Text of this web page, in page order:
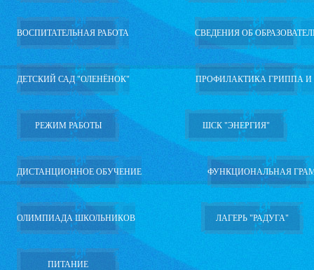
ВОСПИТАТЕЛЬНАЯ РАБОТА СВЕДЕНИЯ ОБ
ДЕТСКИЙ САД "ОЛЕНЁНОК" ПРОФИЛАКТИКА ГРИППА И
РЕЖИМ РАБОТЫ ШСК "ЭНЕРГИЯ"
ДИСТАНЦИОННОЕ ОБУЧЕНИЕ ФУНКЦИОНАЛЬНАЯ
ОЛИМПИАДА ШКОЛЬНИКОВ ЛАГЕРЬ "РАДУГА"
ПИТАНИЕ